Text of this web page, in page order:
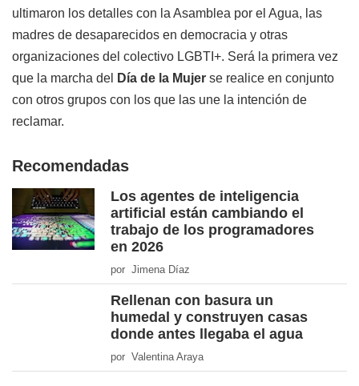
ultimaron los detalles con la Asamblea por el Agua, las
madres de desaparecidos en democracia y otras
organizaciones del colectivo LGBTI+. Será la primera vez
que la marcha del
Día de la Mujer se realice en conjunto
con otros grupos con los que las une la intención de
reclamar.
Recomendadas
Los agentes de inteligencia
artificial están cambiando el
trabajo de los programadores
en 2026
por Jimena Díaz
Rellenan con basura un
humedal y construyen casas
donde antes llegaba el agua
por Valentina Araya